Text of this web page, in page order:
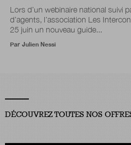
Lors d’un webinaire national suivi
d’agents, l’association Les
25 juin un nouveau guide...
Par Julien Nessi
DÉCOUVREZ TOUTES NOS